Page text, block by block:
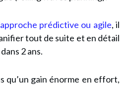
prédictive ou agile, il
tout de suite et en détail
2 ans.
qu’un gain énorme en effort,